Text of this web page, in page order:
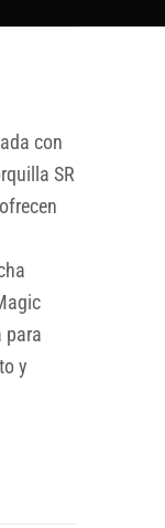
con
SR
para
y